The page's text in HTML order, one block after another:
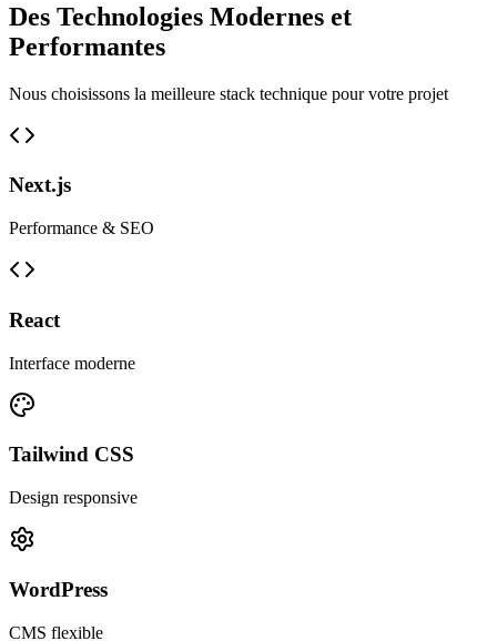
Des Technologies Modernes et
Performantes
Nous choisissons la meilleure stack technique pour votre projet
Next.js
Performance & SEO
React
Interface moderne
Tailwind CSS
Design responsive
WordPress
CMS flexible